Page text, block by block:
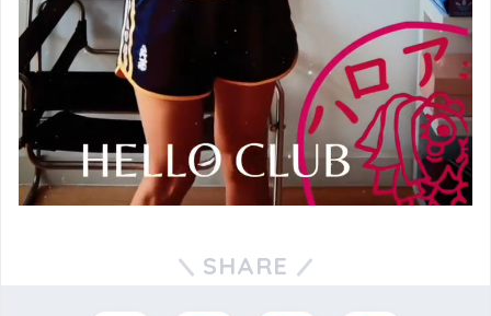
SHARE